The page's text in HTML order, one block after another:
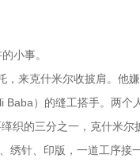
小事。
来克什米尔收披肩。他
Baba）的缝工搭手。两个
的三分之一，克什米尔
绣针、印版，一道工序接